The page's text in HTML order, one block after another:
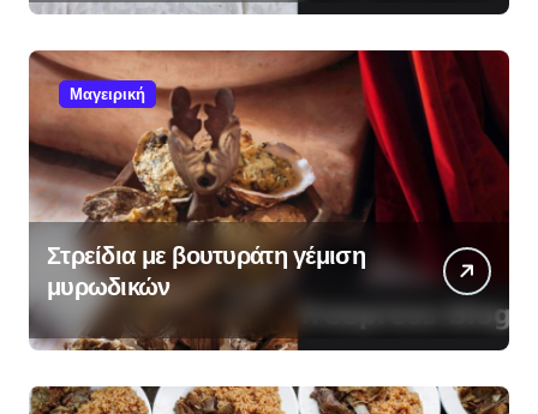
Μαγειρική
Στρείδια με βουτυράτη γέμιση
μυρωδικών